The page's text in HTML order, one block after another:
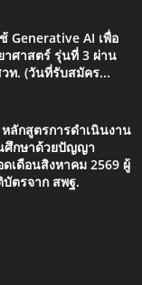
Generative AI เพื่อ
าศาสตร์ รุ่นที่ 3 ผ่าน
ท. (วันที่รับสมัคร...
ลักสูตรการดำเนินงาน
ศึกษาด้วยปัญญา
เดือนสิงหาคม 2569 ผู้
บัตรจาก สพฐ.